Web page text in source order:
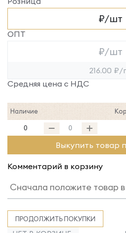
₽/шт
ОПТ
₽/шт
216.00 ₽/
Средняя цена с НДС
Наличие
0
Выкупить товар
Комментарий в корзину
ПРОДОЛЖИТЬ ПОКУПКИ